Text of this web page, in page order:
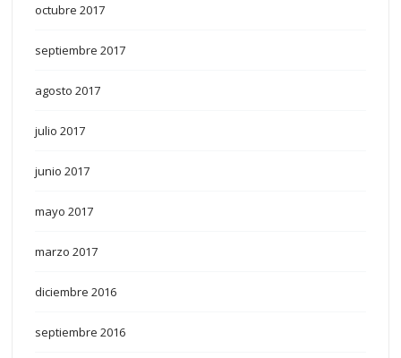
octubre 2017
septiembre 2017
agosto 2017
julio 2017
junio 2017
mayo 2017
marzo 2017
diciembre 2016
septiembre 2016